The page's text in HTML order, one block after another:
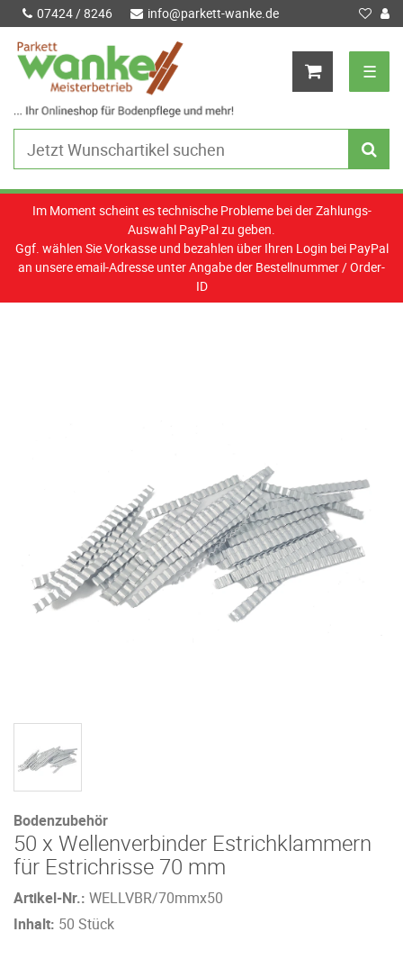
07424 / 8246 info@parkett-wanke.de
☰
Im Moment scheint es technische Probleme bei der Zahlungs-
Auswahl PayPal zu geben.
Ggf. wählen Sie Vorkasse und bezahlen über Ihren Login bei PayPal
an unsere email-Adresse unter Angabe der Bestellnummer / Order-
ID
Bodenzubehör
50 x Wellenverbinder Estrichklammern
für Estrichrisse 70 mm
Artikel-Nr.: WELLVBR/70mmx50
Inhalt: 50 Stück